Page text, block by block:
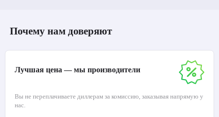
Почему нам доверяют
Лучшая цена — мы производители
Вы не переплачиваете диллерам за комиссию, заказывая напрямую у
нас.